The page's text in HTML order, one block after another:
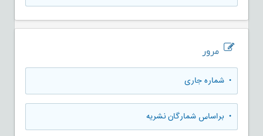
مرور
• شماره جاری
• براساس شمارگان نشریه